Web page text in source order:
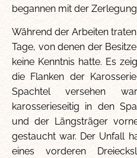
begannen mit der
Während der Arbeiten
Tage, von denen der
keine Kenntnis hatte. Es
die Flanken der
Spachtel versehen
karosserieseitig in den
und der Längsträger
gestaucht war. Der Unfall
eines vorderen